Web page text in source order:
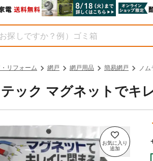
リフォーム 網戸 網戸用品 簡易網戸 ノ
ック マグネットでキ